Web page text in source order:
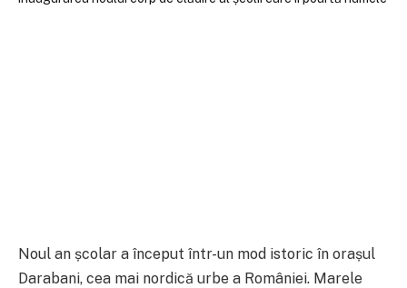
Noul an școlar a început într-un mod istoric în orașul
Darabani, cea mai nordică urbe a României. Marele